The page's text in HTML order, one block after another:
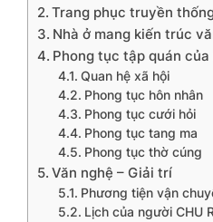
Trang phục truyền
Nhà ở mang kiến trúc
Phong tục tập quán của
Quan hệ xã hội
Phong tục hôn nhân
Phong tục cưới hỏi
Phong tục tang ma
Phong tục thờ cúng
Văn nghệ – Giải trí
Phương tiện vận
Lịch của người CHU